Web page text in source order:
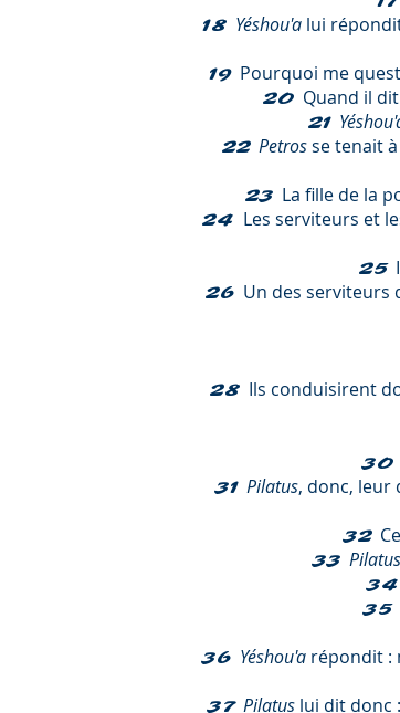
18 Yéshou'a lui
19 Pourquoi me
20 Quand il
21
22 Petrosse tenait
23 La fille de la
24 Les serviteurs et
25
26 Un des serviteurs
28 Ils conduisirent
30
31 Pilatus, donc, leur
32
33 Pilatus
34
35
36 Yéshou'arépondit :
37 Pilatus lui dit donc